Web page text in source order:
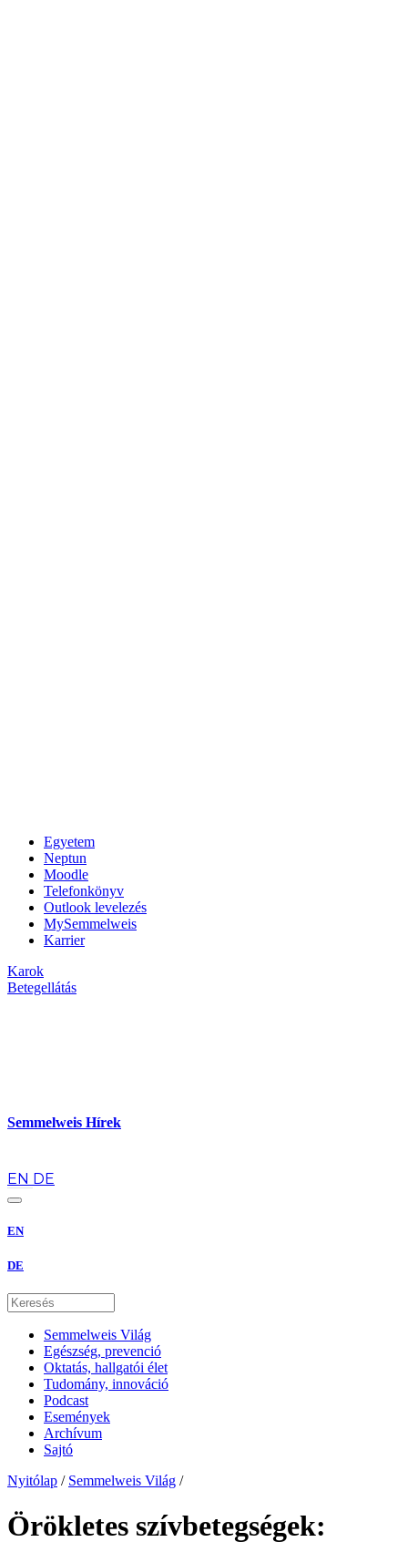
Egyetem
Neptun
Moodle
Telefonkönyv
Outlook levelezés
MySemmelweis
Karrier
Karok
Betegellátás
Semmelweis Hírek
EN DE
EN
DE
Semmelweis Világ
Egészség, prevenció
Oktatás, hallgatói élet
Tudomány, innováció
Podcast
Események
Archívum
Sajtó
Nyitólap / Semmelweis Világ /
Örökletes szívbetegségek: